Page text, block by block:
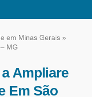
em Minas Gerais »
MG
Ampliare
Em São